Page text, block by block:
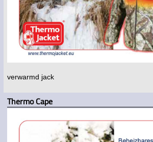
verwarmd jack
Thermo Cape